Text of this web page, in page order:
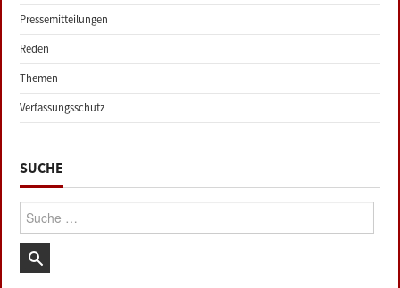
Pressemitteilungen
Reden
Themen
Verfassungsschutz
SUCHE
Suche: